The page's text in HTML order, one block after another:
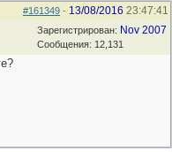
#161349 - 13/08/2016 23:47:41
Зарегистрирован: Nov 2007
Сообщения: 12,131